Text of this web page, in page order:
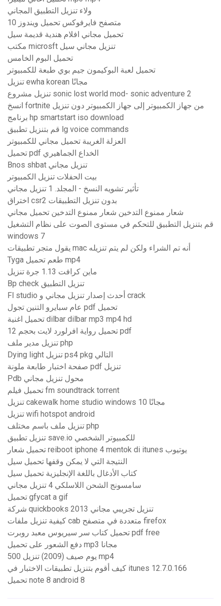
ولاء تنزيل التطبيق المجاني
متصفح فايرفوكس تحميل ويندوز 10
تحميل مجاني افلام هندية قديمة سيل
مكتب microsft تنزيل مجاني سيل
تحميل البوم الخامس
تحميل لعبة البوكيمون جيم بوي طبعة للكمبيوتر
تنزيل ewha korean مجانًا
تنزيل مشروع sonic lost world mod- sonic adventure 2
انسخ fortnite من جهاز الكمبيوتر إلى جهاز الكمبيوتر دون تنزيل
برنامج hp smartstart iso download
قم بتنزيل تطبيق lg voice commands
العزلة الغريبة تحميل مجاني للكمبيوتر
تحميل pdf الخداع الجماهيري
Bnos shbat تنزيل مجاني
بيت الحفلات تنزيل الكمبيوتر
تأثير تشويه النسخ - المجلد. 1 تنزيل مجاني
اختراق csr2 بدون تنزيل التطبيقات
شعار ممنوع التدخين شعار ممنوع التدخين تحميل مجاني
قم بتنزيل التطبيق للتحكم في مستوى الصوت على نظام التشغيل
windows 7
يقول متجر تطبيقات mac أنه تم الشراء ولكن لم يتم تنزيله
Tyga طعم تحميل mp4
ماين كرافت 1.13 جرة تنزيل
Bp check تنزيل التطبيق
Fl studio أحدث إصدار تنزيل مجاني و crack
عام سبايرو التنين تجول pdf تحميل
تحميل اغنية dilbar dilbar mp3 mp4 hd
تحميل رواية افرلورد لايت بحجم 12 pdf
تنزيل مدير ملف php
Dying light تنزيل ps4 pkg التالي
صفحة اختبار طابعة ملونة pdf تنزيل
Pdb محول تنزيل مجاني
تحميل فيلم fm soundtrack torrent
تنزيل cakewalk home studio windows 10 مجانًا
تنزيل wifi hotspot android
تنزيل ملف باسم مختلف php
تنزيل تطبيق save.io للكمبيوتر الشخصي
تحميل شعار reiboot iphone 4 mentok di itunes يوتيوب
النتيجة التي لا يمكن وقفها تحميل سيل
كتاب الأدغال باللغة الإنجليزية تحميل سيل
سامسونج الشحن اللاسلكي 4 تنزيل مجاني
تحميل gfycat a gif
شركة quickbooks 2013 تنزيل تجريبي مجاني
كيفية تنزيل ملفات cab متعددة في متصفح firefox
تحميل كتاب سر سيريوس معبد روبرت pdf free
دفع الشعور على تحميل mp3 مجانا
500 يوم صيف (2009) تنزيل mp4
كيف أقوم بتنزيل تطبيقات الاختبار في itunes 12.7.0.166
تحميل note 8 android 8